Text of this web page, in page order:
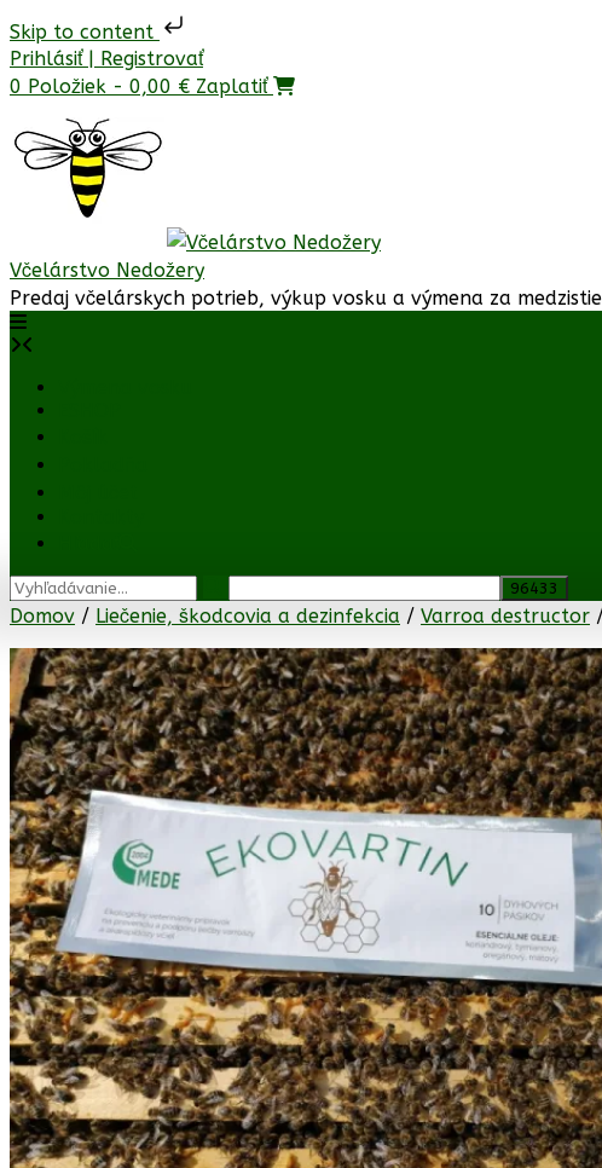
Skip to content
Prejsť
na
Prihlásiť | Registrovať
0 Položiek - 0,00 € Zaplatiť
Včelárstvo Nedožery
Predaj včelárskych potrieb, výkup vosku a výmena za
Domov / Liečenie, škodcovia a dezinfekcia / Varroa destructor